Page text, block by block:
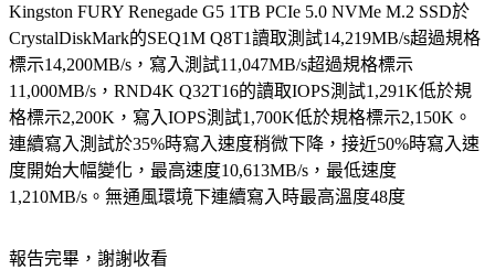
Kingston FURY Renegade G5 1TB PCIe 5.0 NVMe M.2 SSD於
CrystalDiskMark的SEQ1M Q8T1讀取測試14,219MB/s超過規格
標示14,200MB/s，寫入測試11,047MB/s超過規格標示
11,000MB/s，RND4K Q32T16的讀取IOPS測試1,291K低於規
格標示2,200K，寫入IOPS測試1,700K低於規格標示2,150K。
連續寫入測試於35%時寫入速度稍微下降，接近50%時寫入速
度開始大幅變化，最高速度10,613MB/s，最低速度
1,210MB/s。無通風環境下連續寫入時最高溫度48度
報告完畢，謝謝收看